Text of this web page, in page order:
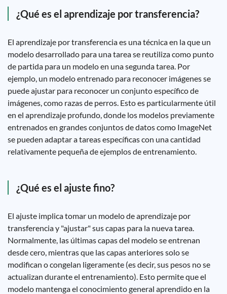
¿Qué es el aprendizaje por transferencia?
El aprendizaje por transferencia es una técnica en la que un
modelo desarrollado para una tarea se reutiliza como punto
de partida para un modelo en una segunda tarea. Por
ejemplo, un modelo entrenado para reconocer imágenes se
puede ajustar para reconocer un conjunto específico de
imágenes, como razas de perros. Esto es particularmente útil
en el aprendizaje profundo, donde los modelos previamente
entrenados en grandes conjuntos de datos como ImageNet
se pueden adaptar a tareas específicas con una cantidad
relativamente pequeña de ejemplos de entrenamiento.
¿Qué es el ajuste fino?
El ajuste implica tomar un modelo de aprendizaje por
transferencia y "ajustar" sus capas para la nueva tarea.
Normalmente, las últimas capas del modelo se entrenan
desde cero, mientras que las capas anteriores solo se
modifican o congelan ligeramente (es decir, sus pesos no se
actualizan durante el entrenamiento). Esto permite que el
modelo mantenga el conocimiento general aprendido en la